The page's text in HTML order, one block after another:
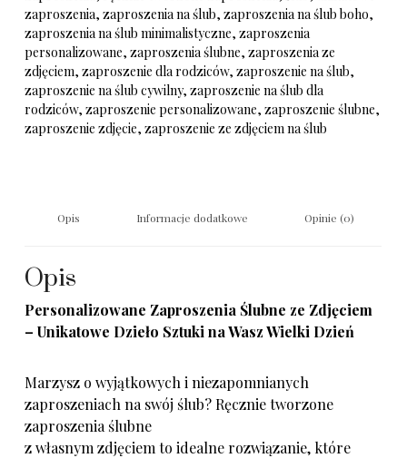
zaproszenia,zaproszenia na ślub,zaproszenia na ślub boho,
zaproszenia na ślub minimalistyczne,zaproszenia
personalizowane,zaproszenia ślubne,zaproszenia ze
zdjęciem,zaproszenie dla rodziców,zaproszenie na ślub,
zaproszenie na ślub cywilny,zaproszenie na ślub dla
rodziców,zaproszenie personalizowane,zaproszenie ślubne,
zaproszenie zdjęcie,zaproszenie ze zdjęciem na ślub
Opis Informacje dodatkowe Opinie (0)
Opis
Personalizowane Zaproszenia Ślubne ze Zdjęciem
– Unikatowe Dzieło Sztuki na Wasz Wielki Dzień
Marzysz o wyjątkowych i niezapomnianych
zaproszeniach na swój ślub? Ręcznie tworzone
zaproszenia ślubne
z własnym zdjęciem to idealne rozwiązanie, które